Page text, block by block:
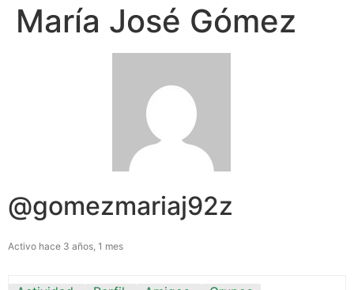
María José Gómez
@gomezmariaj92z
Activo hace 3 años, 1 mes